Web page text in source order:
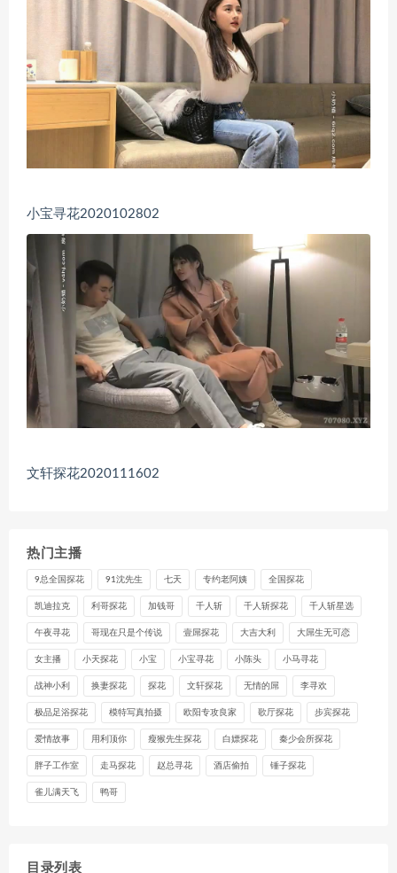
小宝寻花2020102802
文轩探花2020111602
热门主播
9总全国探花 91沈先生 七天 专约老阿姨 全国探花
凯迪拉克 利哥探花 加钱哥 千人斩 千人斩探花 千人斩星选
午夜寻花 哥现在只是个传说 壹屌探花 大吉大利 大屌生无可恋
女主播 小天探花 小宝 小宝寻花 小陈头 小马寻花
战神小利 换妻探花 探花 文轩探花 无情的屌 李寻欢
极品足浴探花 模特写真拍摄 欧阳专攻良家 歌厅探花 步宾探花
爱情故事 用利顶你 瘦猴先生探花 白嫖探花 秦少会所探花
胖子工作室 走马探花 赵总寻花 酒店偷拍 锤子探花
雀儿满天飞 鸭哥
目录列表